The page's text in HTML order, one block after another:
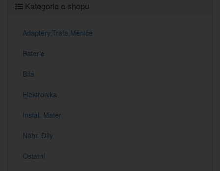
Kategorie e-shopu
Adaptéry,Trafa,Měniče
Baterie
Bílá
Elektronika
Instal. Mater
Náhr. Díly
Ostatní